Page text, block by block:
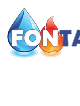
contenido